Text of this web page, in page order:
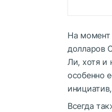
На момент
долларов
Ли, хотя и
особенно
Всегда